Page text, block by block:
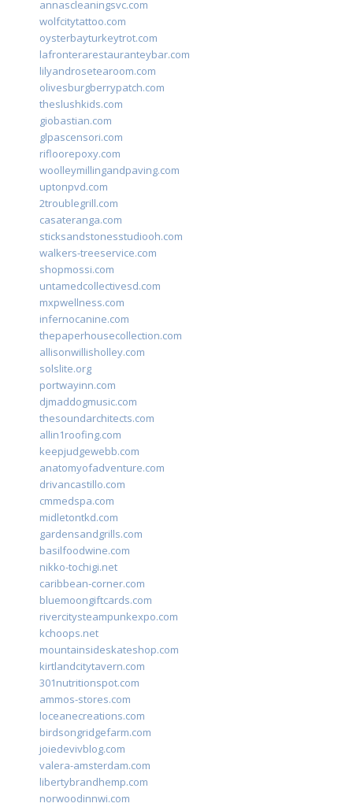
annascleaningsvc.com
wolfcitytattoo.com
oysterbayturkeytrot.com
lafronterarestauranteybar.com
lilyandrosetearoom.com
olivesburgberrypatch.com
theslushkids.com
giobastian.com
glpascensori.com
rifloorepoxy.com
woolleymillingandpaving.com
uptonpvd.com
2troublegrill.com
casateranga.com
sticksandstonesstudiooh.com
walkers-treeservice.com
shopmossi.com
untamedcollectivesd.com
mxpwellness.com
infernocanine.com
thepaperhousecollection.com
allisonwillisholley.com
solslite.org
portwayinn.com
djmaddogmusic.com
thesoundarchitects.com
allin1roofing.com
keepjudgewebb.com
anatomyofadventure.com
drivancastillo.com
cmmedspa.com
midletontkd.com
gardensandgrills.com
basilfoodwine.com
nikko-tochigi.net
caribbean-corner.com
bluemoongiftcards.com
rivercitysteampunkexpo.com
kchoops.net
mountainsideskateshop.com
kirtlandcitytavern.com
301nutritionspot.com
ammos-stores.com
loceanecreations.com
birdsongridgefarm.com
joiedevivblog.com
valera-amsterdam.com
libertybrandhemp.com
norwoodinnwi.com